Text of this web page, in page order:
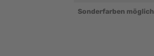
Sonderfarben möglich